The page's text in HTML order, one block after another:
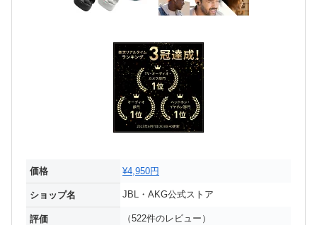
価格 ¥4,950円
ショップ名 JBL・AKG公式ストア
評価 （522件のレビュー）